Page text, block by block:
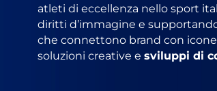
atleti di eccellenza nello sport
diritti d’immagine e
che connettono brand con
soluzioni creative esviluppi di